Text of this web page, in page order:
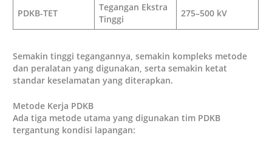
PDKB-TET
Tegangan Ekstra
Tinggi
275–500 kV
Semakin tinggi tegangannya, semakin kompleks metode
dan peralatan yang digunakan, serta semakin ketat
standar keselamatan yang diterapkan.
Metode Kerja PDKB
Ada tiga metode utama yang digunakan tim PDKB
tergantung kondisi lapangan: